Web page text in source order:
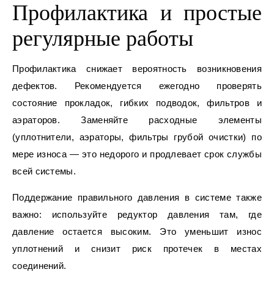
Профилактика и простые
регулярные работы
Профилактика снижает вероятность возникновения
дефектов. Рекомендуется ежегодно проверять
состояние прокладок, гибких подводок, фильтров и
аэраторов. Заменяйте расходные элементы
(уплотнители, аэраторы, фильтры грубой очистки) по
мере износа — это недорого и продлевает срок службы
всей системы.
Поддержание правильного давления в системе также
важно: используйте редуктор давления там, где
давление остается высоким. Это уменьшит износ
уплотнений и снизит риск протечек в местах
соединений.